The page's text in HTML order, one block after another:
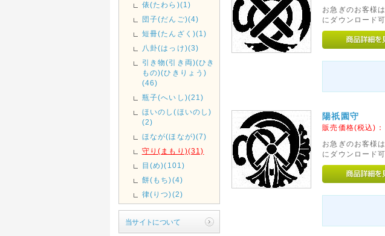
俵(たわら)(1)
団子(だんご)(4)
短冊(たんざく)(1)
八卦(はっけ)(3)
引き物(引き両)(ひき
もの)(ひきりょう)
(46)
瓶子(へいし)(21)
ほいのし(ほいのし)
(2)
ほなが(ほなが)(7)
守り(まもり)(31)
目(め)(101)
餅(もち)(4)
律(りつ)(2)
当サイトについて
お急ぎのお客様
にダウンロード
陽祇園守
販売価格(税込)：
お急ぎのお客様
にダウンロード